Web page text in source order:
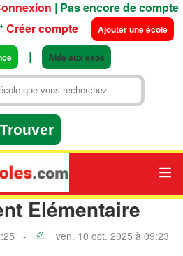
| Pas encore de compte
Créer compte Ajouter une école
| Aide aux exos
Elémentaire
-
ven. 10 oct. 2025 à 09:23